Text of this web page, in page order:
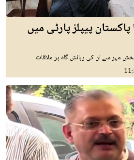
پیپلز پارٹی میں
مہر سے ان کی رہائش گاہ پر ملاقات